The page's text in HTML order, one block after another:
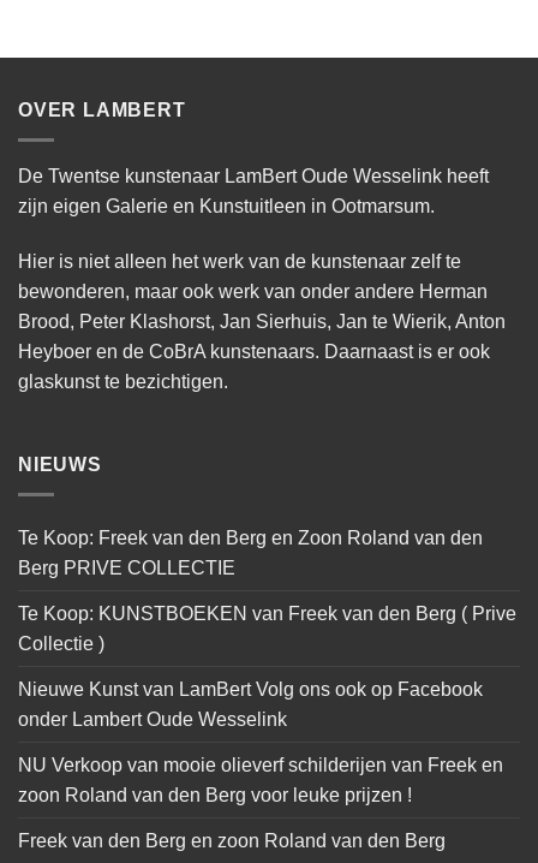
OVER LAMBERT
De Twentse kunstenaar LamBert Oude Wesselink heeft
zijn eigen Galerie en Kunstuitleen in Ootmarsum.
Hier is niet alleen het werk van de kunstenaar zelf te
bewonderen, maar ook werk van onder andere Herman
Brood, Peter Klashorst, Jan Sierhuis, Jan te Wierik, Anton
Heyboer en de CoBrA kunstenaars. Daarnaast is er ook
glaskunst te bezichtigen.
NIEUWS
Te Koop: Freek van den Berg en Zoon Roland van den
Berg PRIVE COLLECTIE
Te Koop: KUNSTBOEKEN van Freek van den Berg ( Prive
Collectie )
Nieuwe Kunst van LamBert Volg ons ook op Facebook
onder Lambert Oude Wesselink
NU Verkoop van mooie olieverf schilderijen van Freek en
zoon Roland van den Berg voor leuke prijzen !
Freek van den Berg en zoon Roland van den Berg